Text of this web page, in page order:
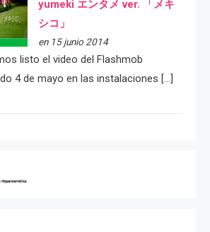
yumeki エンタメ ver. 「メキ
シコ」
en 15 junio 2014
listo el video del Flashmob
4 de mayo en las instalaciones […]